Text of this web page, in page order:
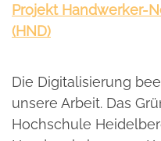
Projekt Handwerker-
(HND)
Die Digitalisierung
unsere Arbeit. Das
Hochschule